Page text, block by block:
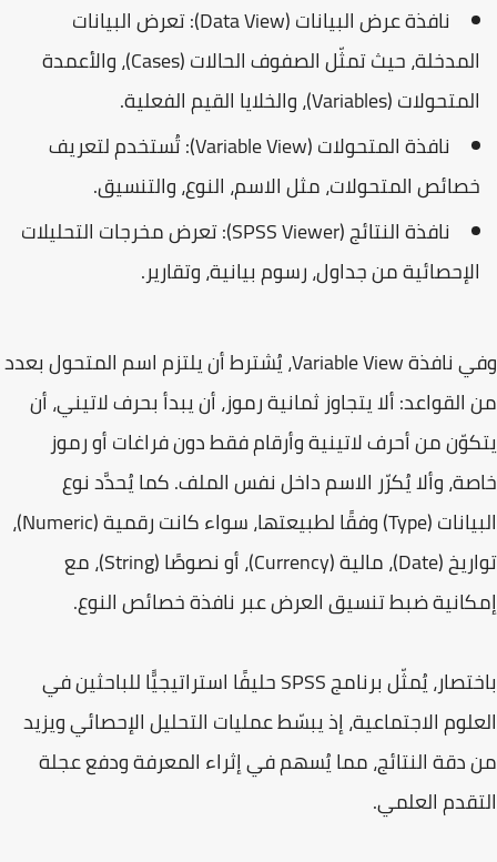
نافذة عرض البيانات (Data View): تعرض البيانات
المدخلة، حيث تمثّل الصفوف الحالات (Cases)، والأعمدة
المتحولات (Variables)، والخلايا القيم الفعلية.
نافذة المتحولات (Variable View): تُستخدم لتعريف
خصائص المتحولات، مثل الاسم، النوع، والتنسيق.
نافذة النتائج (SPSS Viewer): تعرض مخرجات التحليلات
الإحصائية من جداول، رسوم بيانية، وتقارير.
وفي نافذة Variable View، يُشترط أن يلتزم اسم المتحول بعدد
من القواعد: ألا يتجاوز ثمانية رموز، أن يبدأ بحرف لاتيني، أن
يتكوّن من أحرف لاتينية وأرقام فقط دون فراغات أو رموز
خاصة، وألا يُكرّر الاسم داخل نفس الملف. كما يُحدَّد نوع
البيانات (Type) وفقًا لطبيعتها، سواء كانت رقمية (Numeric)،
تواريخ (Date)، مالية (Currency)، أو نصوصًا (String)، مع
إمكانية ضبط تنسيق العرض عبر نافذة خصائص النوع.
باختصار، يُمثّل برنامج SPSS حليفًا استراتيجيًّا للباحثين في
العلوم الاجتماعية، إذ يبسّط عمليات التحليل الإحصائي ويزيد
من دقة النتائج، مما يُسهم في إثراء المعرفة ودفع عجلة
التقدم العلمي.